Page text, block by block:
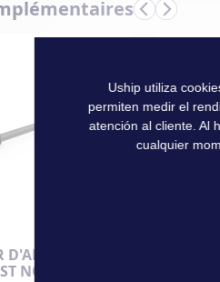
NOIR
Uship utiliza
permiten medir el
atención al cliente. Al
cualquier